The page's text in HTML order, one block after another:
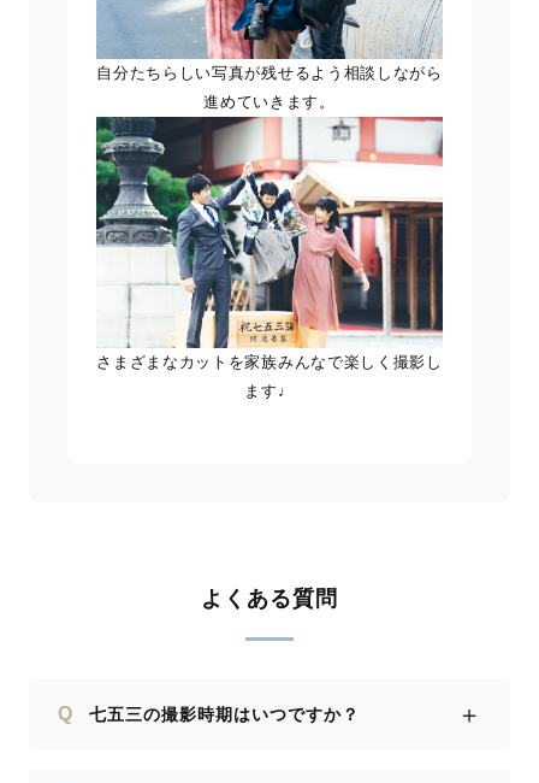
自分たちらしい写真が残せるよう相談しながら
進めていきます。
さまざまなカットを家族みんなで楽しく撮影し
ます♩
よくある質問
Q 七五三の撮影時期はいつですか？ ＋